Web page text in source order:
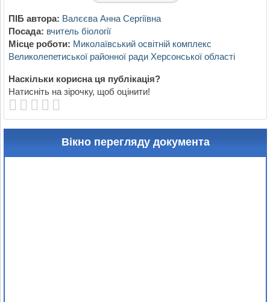
ПІБ автора: Валєєва Анна Сергіївна
Посада: вчитель біології
Місце роботи: Миколаївський освітній комплекс
Великолепетиської районної ради Херсонської області
Наскільки корисна ця публікація?
Натисніть на зірочку, щоб оцінити!
Вікно перегляду документа